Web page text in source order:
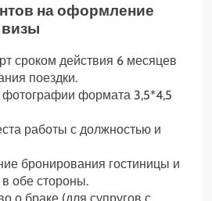
на оформление
визы
сроком действия 6 месяцев
поездки.
формата 3,5*4,5
работы с должностью и
бронирования гостиницы и
обе стороны.
о браке (для супругов с